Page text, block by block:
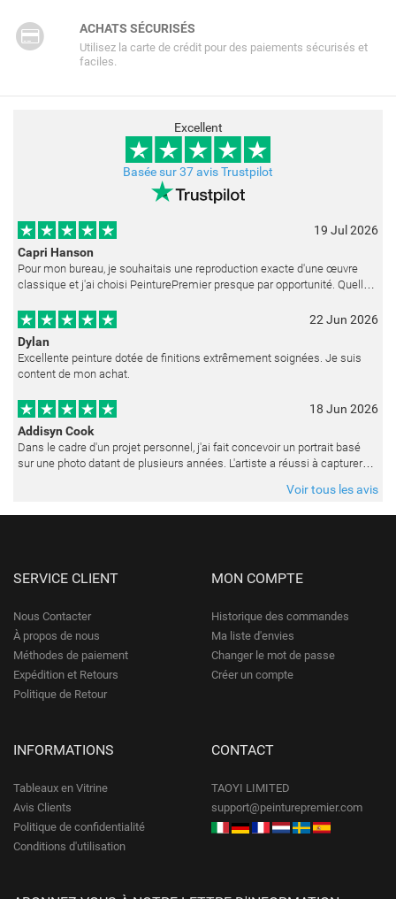
ACHATS SÉCURISÉS
Utilisez la carte de crédit pour des paiements sécurisés et
faciles.
Excellent
Basée sur 37 avis Trustpilot
19 Jul 2026
Capri Hanson
Pour mon bureau, je souhaitais une reproduction exacte d'une œuvre
classique et j'ai choisi PeinturePremier presque par opportunité. Quelle
22 Jun 2026
Dylan
Excellente peinture dotée de finitions extrêmement soignées. Je suis
content de mon achat.
18 Jun 2026
Addisyn Cook
Dans le cadre d'un projet personnel, j'ai fait concevoir un portrait basé
sur une photo datant de plusieurs années. L'artiste a réussi à capturer
Voir tous les avis
SERVICE CLIENT
Nous Contacter
À propos de nous
Méthodes de paiement
Expédition et Retours
Politique de Retour
MON COMPTE
Historique des commandes
Ma liste d'envies
Changer le mot de passe
Créer un compte
INFORMATIONS
Tableaux en Vitrine
Avis Clients
Politique de confidentialité
Conditions d'utilisation
CONTACT
TAOYI LIMITED
support@peinturepremier.com